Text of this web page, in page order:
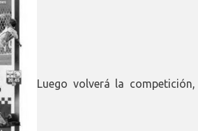
Luego volverá la competición,